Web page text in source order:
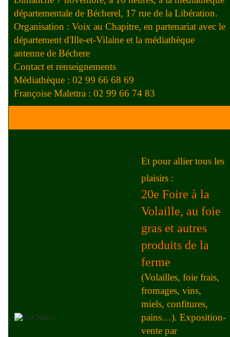
départementale de Bécherel, 17 rue de la Libération.
Organisation : Voix au Chapitre, en partenariat avec le
département d'Ille-et-Vilaine et la médiathèque
antenne de Béchere
Contact et renseignements
Médiathèque : 02 99 66 68 69
Françoise Malettra : 02 99 66 74 83
Et pour allier tous les
plaisirs :
20e Foire à la
Volaille, au foie
gras et autres
produits de la
ferme
(Volailles, foie frais,
fromages, vins,
miels, confitures,
pains…). Exposition-
vente par